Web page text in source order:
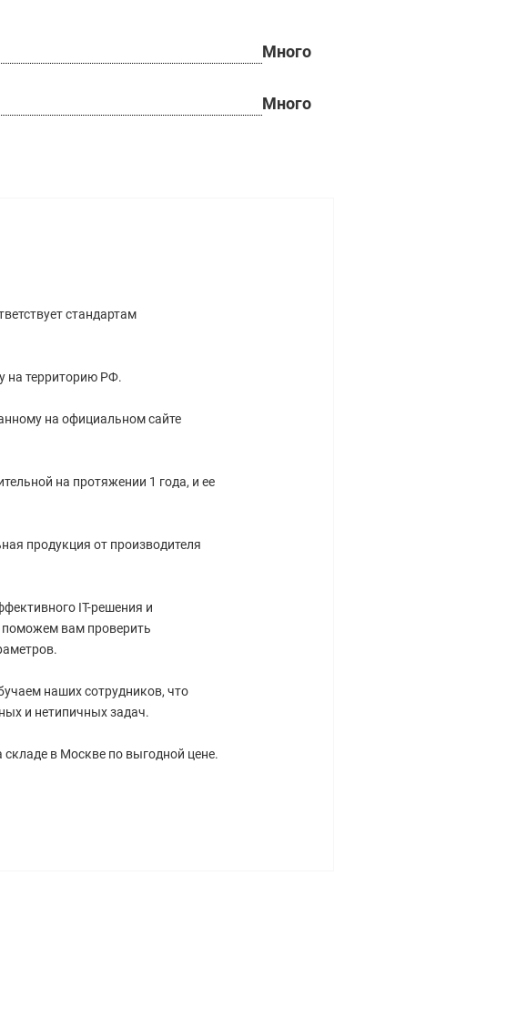
Много
Много
стандартам
на территорию РФ.
на официальном сайте
на протяжении 1 года, и ее
продукция от производителя
IT-решения и
вам проверить
наших сотрудников, что
и нетипичных задач.
складе в Москве по выгодной цене.